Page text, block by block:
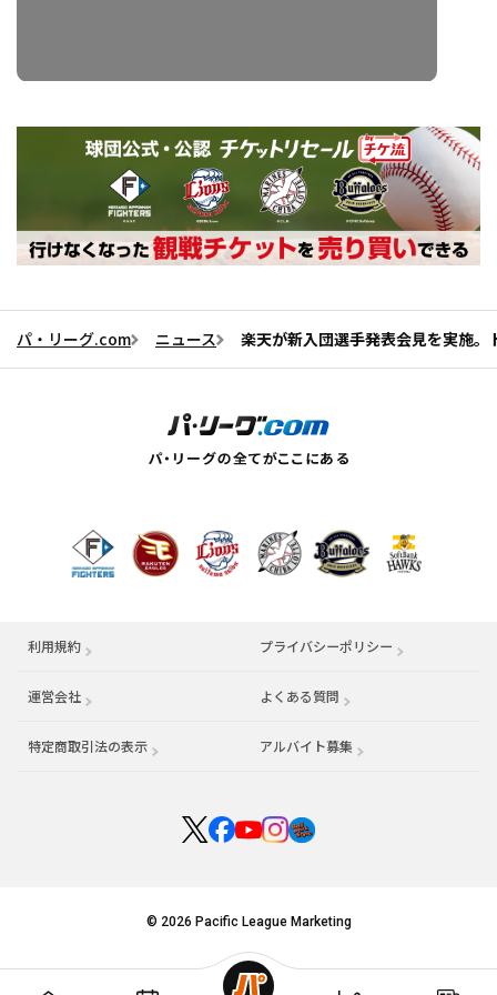
パ・リーグ.com ニュース 楽天が新入団選手発表会見を実施
利用規約 プライバシーポリシー
運営会社 （別ウィンドウで開く） よくある質問
特定商取引法の表示 アルバイト募集 （別ウィンドウで開く
© 2026 Pacific League Marketing